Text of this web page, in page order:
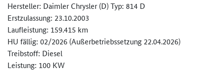
Hersteller: Daimler Chrysler (D) Typ: 814 D
Erstzulassung: 23.10.2003
Laufleistung: 159.415 km
HU fällig: 02/2026 (Außerbetriebssetzung 22.04.2026)
Treibstoff: Diesel
Leistung: 100 KW